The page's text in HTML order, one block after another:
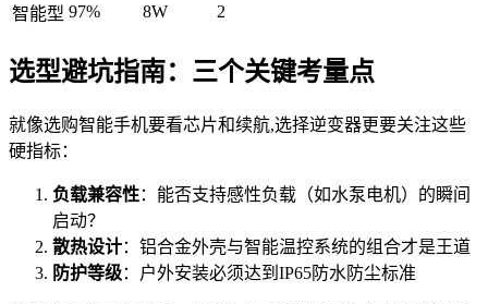
智能型 97% 8W 2
选型避坑指南：三个关键考量点
就像选购智能手机要看芯片和续航,选择逆变器更要关注这些
硬指标：
负载兼容性：能否支持感性负载（如水泵电机）的瞬间
启动？
散热设计：铝合金外壳与智能温控系统的组合才是王道
防护等级：户外安装必须达到IP65防水防尘标准